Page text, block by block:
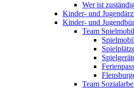
Wer ist
Kinder- und
Kinder- und
Team Spielmobil
Spielmobil
Team